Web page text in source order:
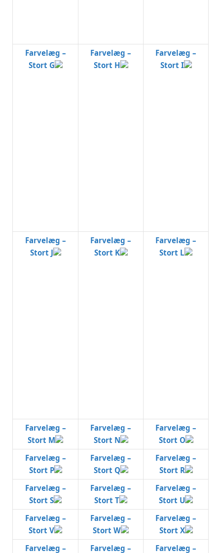
Farvelæg –
Stort G
Farvelæg –
Stort H
Farvelæg –
Stort I
Farvelæg –
Stort J
Farvelæg –
Stort K
Farvelæg –
Stort L
Farvelæg –
Stort M
Farvelæg –
Stort N
Farvelæg –
Stort O
Farvelæg –
Stort P
Farvelæg –
Stort Q
Farvelæg –
Stort R
Farvelæg –
Stort S
Farvelæg –
Stort T
Farvelæg –
Stort U
Farvelæg –
Stort V
Farvelæg –
Stort W
Farvelæg –
Stort X
Farvelæg –
Farvelæg –
Farvelæg –